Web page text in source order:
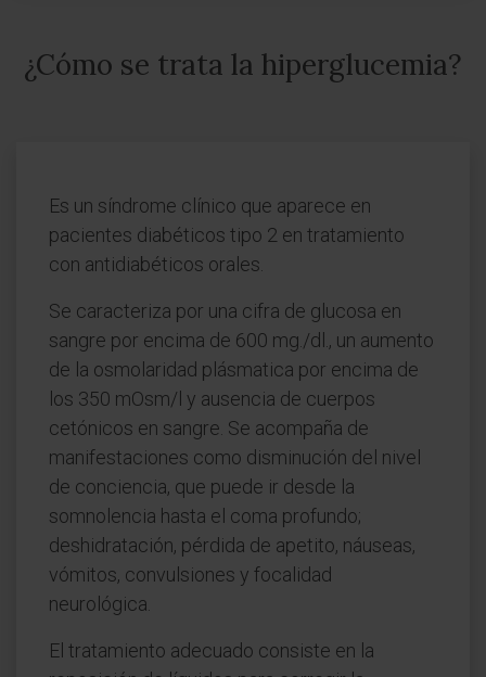
¿Cómo se trata la hiperglucemia?
Es un síndrome clínico que aparece en
pacientes diabéticos tipo 2 en tratamiento
con antidiabéticos orales.
Se caracteriza por una cifra de glucosa en
sangre por encima de 600 mg./dl., un aumento
de la osmolaridad plásmatica por encima de
los 350 mOsm/l y ausencia de cuerpos
cetónicos en sangre. Se acompaña de
manifestaciones como disminución del nivel
de conciencia, que puede ir desde la
somnolencia hasta el coma profundo;
deshidratación, pérdida de apetito, náuseas,
vómitos, convulsiones y focalidad
neurológica.
El tratamiento adecuado consiste en la